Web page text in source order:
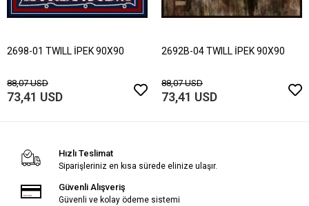
2698-01 TWILL İPEK 90X90
88,07 USD
73,41 USD
2692B-04 TWILL İPEK 90X90
88,07 USD
73,41 USD
Hızlı Teslimat
Siparişleriniz en kısa sürede elinize ulaşır.
Güvenli Alışveriş
Güvenli ve kolay ödeme sistemi